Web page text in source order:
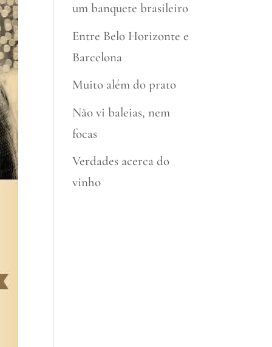
um banquete brasileiro
Entre Belo Horizonte e
Barcelona
Muito além do prato
Não vi baleias, nem
focas
Verdades acerca do
vinho